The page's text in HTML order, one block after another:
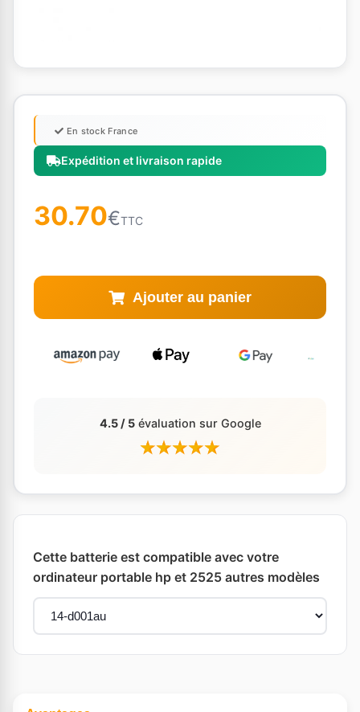
Expédition et livraison rapide
En stock France
30.70€TTC
Ajouter au panier
4.5 / 5évaluation sur Google
Cette batterie est compatible avec votre
ordinateur portable hp et 2525 autres modèles